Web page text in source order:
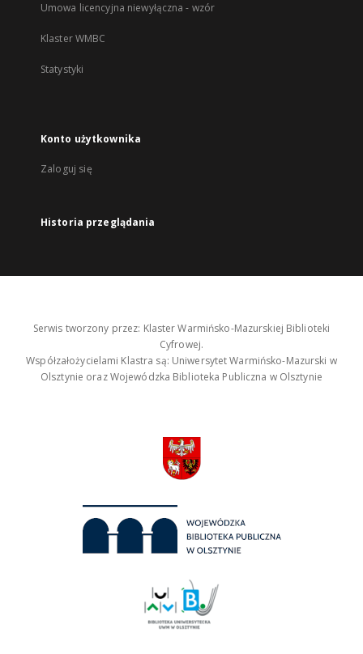
Umowa licencyjna niewyłączna - wzór
Klaster WMBC
Statystyki
Konto użytkownika
Zaloguj się
Historia przeglądania
Serwis tworzony przez: Klaster Warmińsko-Mazurskiej Biblioteki
Cyfrowej.
Współzałożycielami Klastra są: Uniwersytet Warmińsko-Mazurski w
Olsztynie oraz Wojewódzka Biblioteka Publiczna w Olsztynie